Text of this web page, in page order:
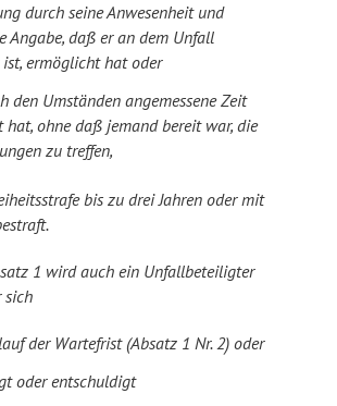
durch seine Anwesenheit und
Angabe, daß er an dem Unfall
ermöglicht hat oder
den Umständen angemessene Zeit
hat, ohne daß jemand bereit war, die
zu treffen,
bis zu drei Jahren oder mit
1 wird auch ein Unfallbeteiligter
sich
der Wartefrist (Absatz 1 Nr. 2) oder
oder entschuldigt